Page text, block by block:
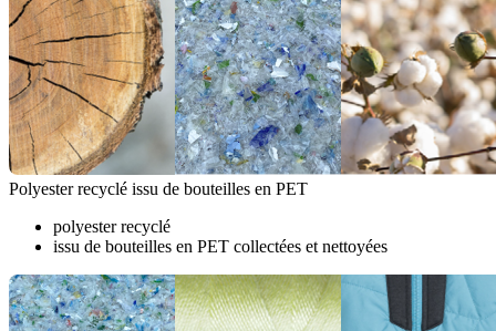
Polyester recyclé issu de bouteilles en PET
polyester recyclé
issu de bouteilles en PET collectées et nettoyées